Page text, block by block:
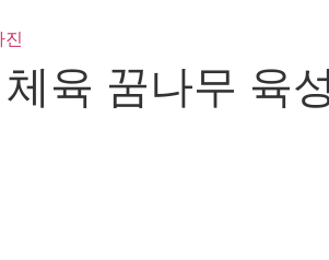
체육 꿈나무 육